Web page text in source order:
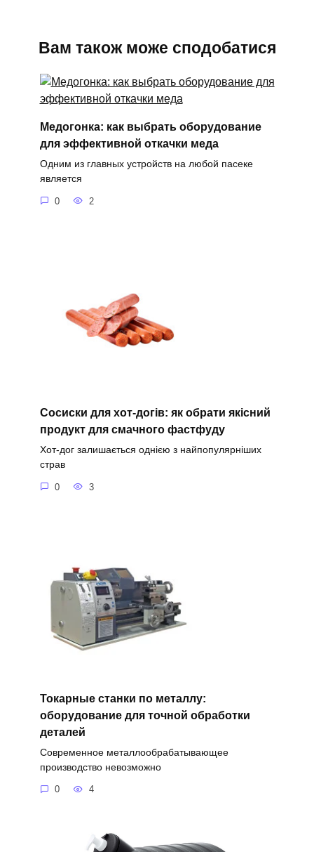
Вам також може сподобатися
Медогонка: как выбрать оборудование
для эффективной откачки меда
Одним из главных устройств на любой пасеке
является
0 2
Сосиски для хот-догів: як обрати якісний
продукт для смачного фастфуду
Хот-дог залишається однією з найпопулярніших
страв
0 3
Токарные станки по металлу:
оборудование для точной обработки
деталей
Современное металлообрабатывающее
производство невозможно
0 4